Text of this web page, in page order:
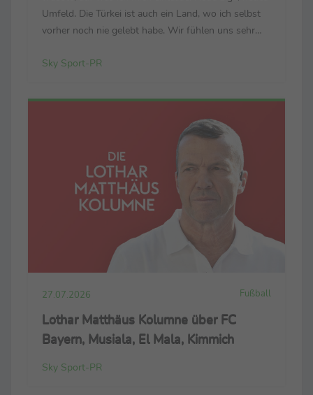
Umfeld. Die Türkei ist auch ein Land, wo ich selbst
vorher noch nie gelebt habe. Wir fühlen uns sehr
hat ein enormes Potenzial, ...
Sky Sport-PR
27.07.2026 Fußball
Lothar Matthäus Kolumne über FC
Bayern, Musiala, El Mala, Kimmich
Sky Sport-PR